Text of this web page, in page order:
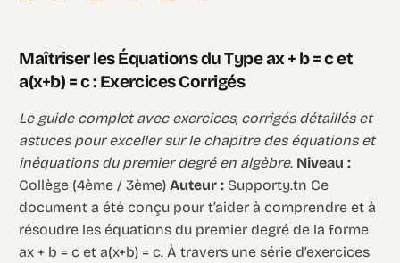
Maîtriser les Équations du Type ax + b = c et
a(x+b) = c : Exercices Corrigés
Le guide complet avec exercices, corrigés détaillés et
astuces pour exceller sur le chapitre des équations et
inéquations du premier degré en algèbre. Niveau :
Collège (4ème / 3ème)Auteur : Supporty.tn Ce
document a été conçu pour t’aider à comprendre et à
résoudre les équations du premier degré de la forme
ax + b = c et a(x+b) = c. À travers une série d’exercices